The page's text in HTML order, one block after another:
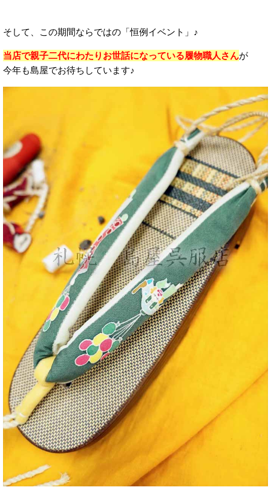
そして、この期間ならではの「恒例イベント」♪
当店で親子二代にわたりお世話になっている履物職人さんが
今年も島屋でお待ちしています♪